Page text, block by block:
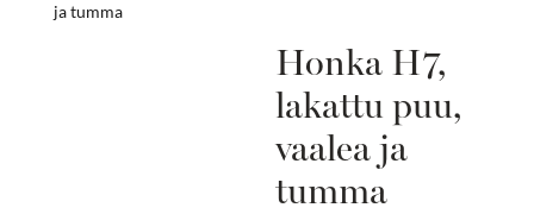
ja tumma
Honka H7,
lakattu puu,
vaalea ja
tumma